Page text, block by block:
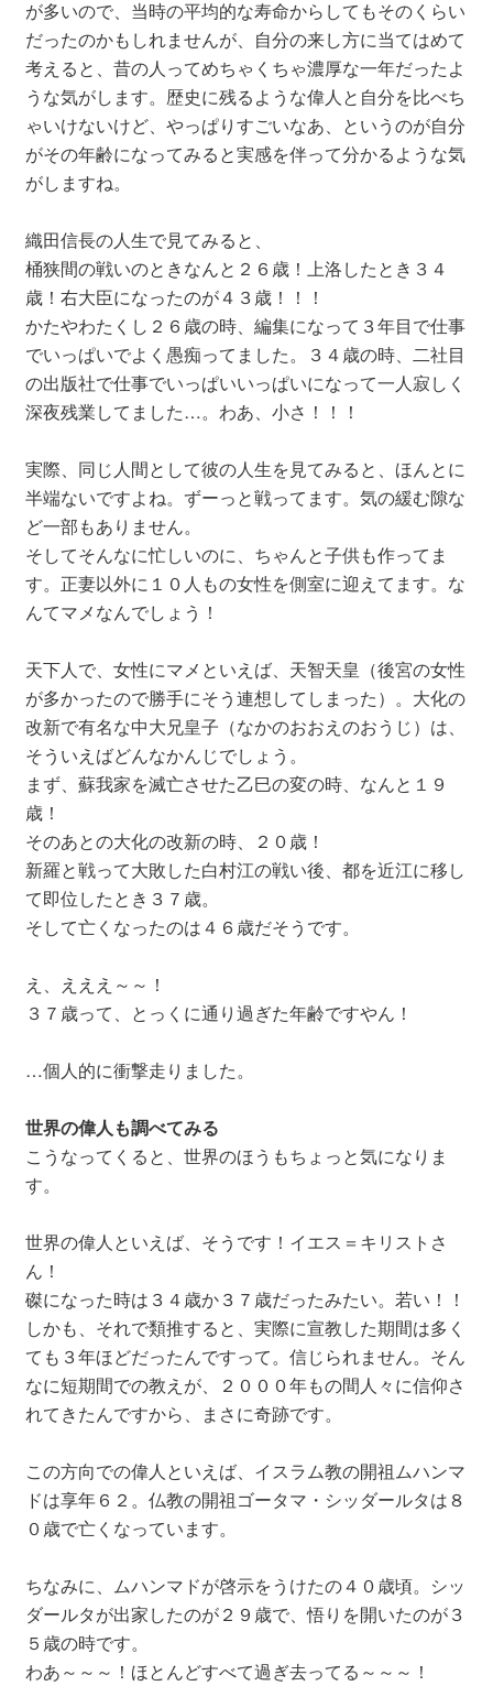
が多いので、当時の平均的な寿命からしてもそのくらい
だったのかもしれませんが、自分の来し方に当てはめて
考えると、昔の人ってめちゃくちゃ濃厚な一年だったよ
うな気がします。歴史に残るような偉人と自分を比べち
ゃいけないけど、やっぱりすごいなあ、というのが自分
がその年齢になってみると実感を伴って分かるような気
がしますね。
織田信長の人生で見てみると、
桶狭間の戦いのときなんと２６歳！上洛したとき３４
歳！右大臣になったのが４３歳！！！
かたやわたくし２６歳の時、編集になって３年目で仕事
でいっぱいでよく愚痴ってました。３４歳の時、二社目
の出版社で仕事でいっぱいいっぱいになって一人寂しく
深夜残業してました…。わあ、小さ！！！
実際、同じ人間として彼の人生を見てみると、ほんとに
半端ないですよね。ずーっと戦ってます。気の緩む隙な
ど一部もありません。
そしてそんなに忙しいのに、ちゃんと子供も作ってま
す。正妻以外に１０人もの女性を側室に迎えてます。な
んてマメなんでしょう！
天下人で、女性にマメといえば、天智天皇（後宮の女性
が多かったので勝手にそう連想してしまった）。大化の
改新で有名な中大兄皇子（なかのおおえのおうじ）は、
そういえばどんなかんじでしょう。
まず、蘇我家を滅亡させた乙巳の変の時、なんと１９
歳！
そのあとの大化の改新の時、２０歳！
新羅と戦って大敗した白村江の戦い後、都を近江に移し
て即位したとき３７歳。
そして亡くなったのは４６歳だそうです。
え、えええ～～！
３７歳って、とっくに通り過ぎた年齢ですやん！
…個人的に衝撃走りました。
世界の偉人も調べてみる
こうなってくると、世界のほうもちょっと気になりま
す。
世界の偉人といえば、そうです！イエス＝キリストさ
ん！
磔になった時は３４歳か３７歳だったみたい。若い！！
しかも、それで類推すると、実際に宣教した期間は多く
ても３年ほどだったんですって。信じられません。そん
なに短期間での教えが、２０００年もの間人々に信仰さ
れてきたんですから、まさに奇跡です。
この方向での偉人といえば、イスラム教の開祖ムハンマ
ドは享年６２。仏教の開祖ゴータマ・シッダールタは８
０歳で亡くなっています。
ちなみに、ムハンマドが啓示をうけたの４０歳頃。シッ
ダールタが出家したのが２９歳で、悟りを開いたのが３
５歳の時です。
わあ～～～！ほとんどすべて過ぎ去ってる～～～！